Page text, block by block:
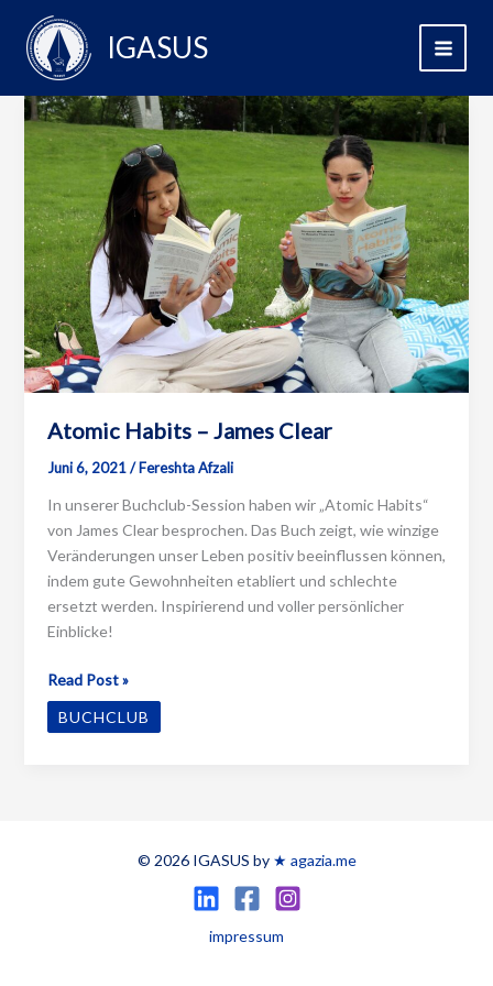
content
IGASUS
Atomic Habits – James Clear
Juni 6, 2021/Fereshta Afzali
In unserer Buchclub-Session haben wir „Atomic Habits“
von James Clear besprochen. Das Buch zeigt, wie winzige
Veränderungen unser Leben positiv beeinflussen können,
indem gute Gewohnheiten etabliert und schlechte
ersetzt werden. Inspirierend und voller persönlicher
Einblicke!
Atomic
Habits
–
Read Post »
BUCHCLUB
© 2026 IGASUS by ★ agazia.me
impressum